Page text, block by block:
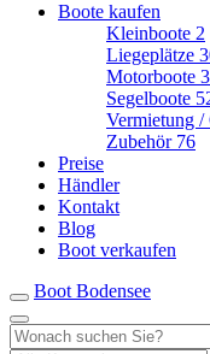
Boote kaufen
Kleinboote 2
Liegeplätze
Motorboote
Segelboote
Vermietung /
Zubehör 76
Preise
Händler
Kontakt
Blog
Boot verkaufen
Boot Bodensee